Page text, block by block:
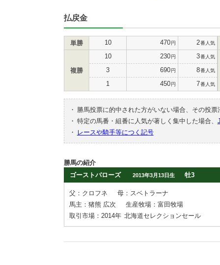
払戻金
単勝 10 470円 2番人気
複勝
10 230円 3番人気
3 690円 8番人気
1 450円 7番人気
・
勝馬投票に的中された方がいない場合、その投
・ 特定の馬番・組番に人気が著しく集中した場合、
・
レースや騎手等につく記号
勝馬の紹介
ゴーストバローズ
2013年3月13日生 牡3
父：クロフネ
母：スベトラーナ
馬主：猪熊 広次
生産牧場：富田牧場
取引市場：2014年 北海道セレクションセール